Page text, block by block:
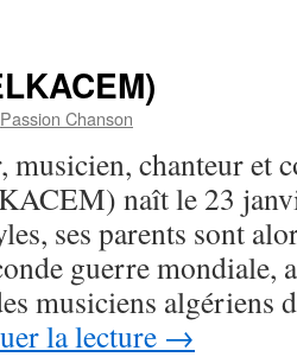
Passion Chanson
musicien, chanteur et
naît le 23
ses parents sont
guerre mondiale,
musiciens algériens
la lecture →